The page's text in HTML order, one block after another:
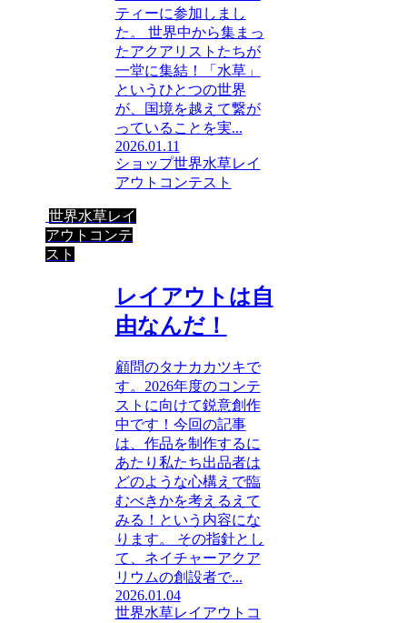
ティーに参加しまし
た。 世界中から集まっ
たアクアリストたちが
一堂に集結！「水草」
というひとつの世界
が、国境を越えて繋が
っていることを実...
2026.01.11
ショップ世界水草レイ
アウトコンテスト
世界水草レイ
アウトコンテ
スト
レイアウトは自
由なんだ！
顧問のタナカカツキで
す。2026年度のコンテ
ストに向けて鋭意創作
中です！今回の記事
は、作品を制作するに
あたり私たち出品者は
どのような心構えで臨
むべきかを考えるえて
みる！という内容にな
ります。 その指針とし
て、ネイチャーアクア
リウムの創設者で...
2026.01.04
世界水草レイアウトコ